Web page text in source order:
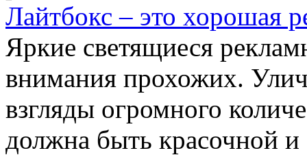
Лайтбокс – это хорошая
Яркие светящиеся
внимания прохожих.
взгляды огромного
должна быть красочной и